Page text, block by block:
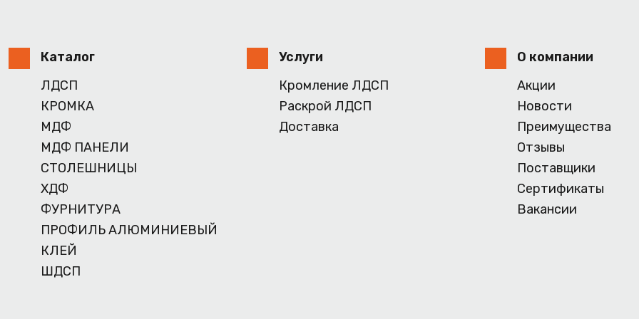
Каталог
ЛДСП
КРОМКА
МДФ
МДФ ПАНЕЛИ
СТОЛЕШНИЦЫ
ХДФ
ФУРНИТУРА
ПРОФИЛЬ АЛЮМИНИЕВЫЙ
КЛЕЙ
ШДСП
Услуги
Кромление ЛДСП
Раскрой ЛДСП
Доставка
О компании
Акции
Новости
Преимущества
Отзывы
Поставщики
Сертификаты
Вакансии